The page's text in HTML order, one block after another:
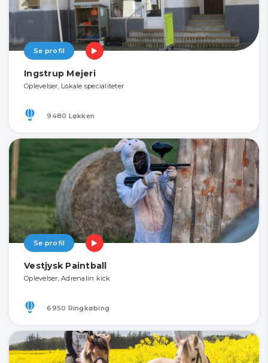
Se profil
Ingstrup Mejeri
Oplevelser, Lokale specialiteter
9480 Løkken
Se profil
Vestjysk Paintball
Oplevelser, Adrenalin kick
6950 Ringkøbing